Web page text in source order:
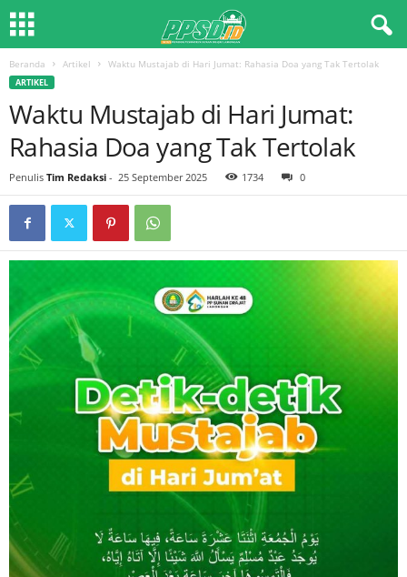
Beranda Artikel Waktu Mustajab di Hari Jumat: Rahasia Doa yang Tak Tertolak
ARTIKEL
Waktu Mustajab di Hari Jumat:
Rahasia Doa yang Tak Tertolak
Penulis Tim Redaksi - 25 September 2025 1734 0